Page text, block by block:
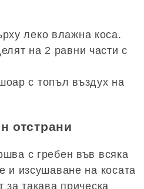
леко влажна коса.
на 2 равни части с
с топъл въздух на
отстрани
с гребен във всяка
и изсушаване на косата
такава прическа